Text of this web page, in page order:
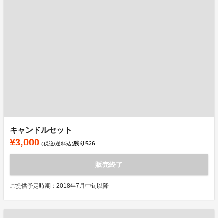
キャンドルセット
¥3,000 (税込/送料込)残り526
販売終了
ご提供予定時期：2018年7月中旬以降